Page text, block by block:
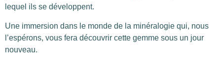
lequel ils se développent.
Une immersion dans le monde de la minéralogie qui, nous
l’espérons, vous fera découvrir cette gemme sous un jour
nouveau.